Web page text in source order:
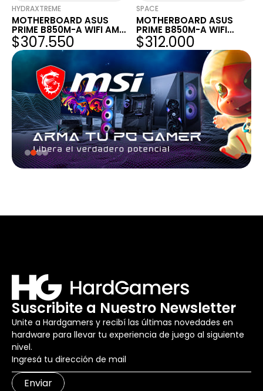
HYDRAXTREME
MOTHERBOARD ASUS
PRIME B850M-A WIFI AM5
DDR5
$307.550
SPACE
MOTHERBOARD ASUS
PRIME B850M-A WIFI
DDR5 AM5
$312.000
Suscribite a Nuestro Newsletter
Unite a Hardgamers y recibí las últimas novedades en
hardware para llevar tu experiencia de juego al siguiente
nivel.
Enviar